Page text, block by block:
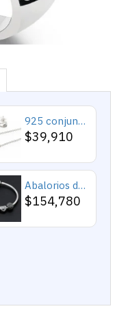
925 conjuntos de joyas de plata para 2019 conjunto de collares de corazón de amor para mujer regalo de joyería de boda
$39,910
Abalorios de plata esterlina 925 pura, abalorios de animales, elefante, hipopótamo, corazones, pulsera artesanal
$154,780